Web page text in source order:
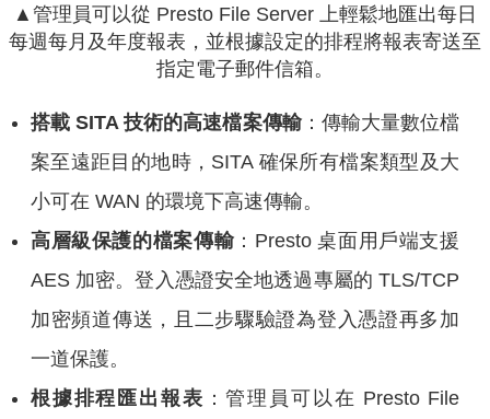
▲管理員可以從 Presto File Server 上輕鬆地匯出每日
每週每月及年度報表，並根據設定的排程將報表寄送至
指定電子郵件信箱。
搭載 SITA 技術的高速檔案傳輸：傳輸大量數位檔
案至遠距目的地時，SITA 確保所有檔案類型及大
小可在 WAN 的環境下高速傳輸。
高層級保護的檔案傳輸：Presto 桌面用戶端支援
AES 加密。登入憑證安全地透過專屬的 TLS/TCP
加密頻道傳送，且二步驟驗證為登入憑證再多加
一道保護。
根據排程匯出報表 ：管理員可以在 Presto File